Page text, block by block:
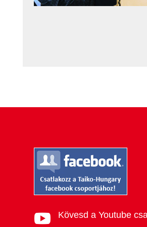
 Kövesd a Youtube